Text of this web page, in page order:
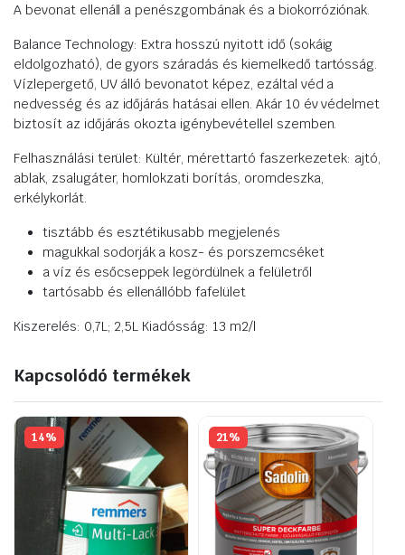
A bevonat ellenáll a penészgombának és a biokorróziónak.
Balance Technology: Extra hosszú nyitott idő (sokáig
eldolgozható), de gyors száradás és kiemelkedő tartósság.
Vízlepergető, UV álló bevonatot képez, ezáltal véd a
nedvesség és az időjárás hatásai ellen. Akár 10 év védelmet
biztosít az időjárás okozta igénybevétellel szemben.
Felhasználási terület: Kültér, mérettartó faszerkezetek: ajtó,
ablak, zsalugáter, homlokzati borítás, oromdeszka,
erkélykorlát.
tisztább és esztétikusabb megjelenés
magukkal sodorják a kosz- és porszemcséket
a víz és esőcseppek legördülnek a felületről
tartósabb és ellenállóbb fafelület
Kiszerelés: 0,7L; 2,5L Kiadósság: 13 m2/l
Kapcsolódó termékek
14% 21%